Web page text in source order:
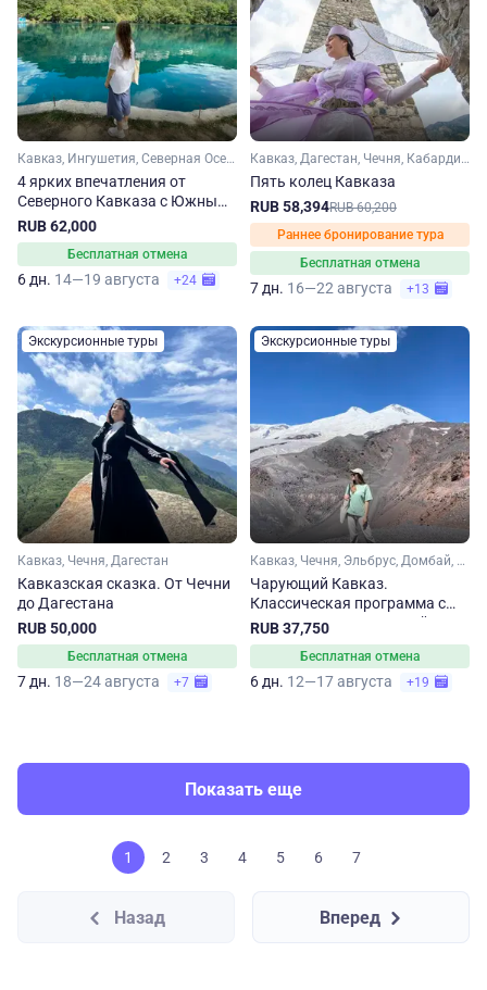
Кавказ, Ингушетия, Северная Осетия, Кабардино-Балкария, Чечня
4 ярких впечатления от
Северного Кавказа с Южным
горячим сердцем
RUB 62,000
Бесплатная отмена
6 дн. 14—19 августа +24
Кавказ, Дагестан, Чечня, Кабардино-Балкария, Северная Осетия, Ингушетия
Пять колец Кавказа
RUB 58,394RUB 60,200
Раннее бронирование тура
Бесплатная отмена
7 дн. 16—22 августа +13
Экскурсионные туры
Кавказ, Чечня, Дагестан
Кавказская сказка. От Чечни
до Дагестана
RUB 50,000
Бесплатная отмена
7 дн. 18—24 августа +7
Экскурсионные туры
Кавказ, Чечня, Эльбрус, Домбай, Карачаево-Черкесия, Кабардино-Балкария, Ставропольский край, Кавказские Минеральные Воды
Чарующий Кавказ.
Классическая программа с
путешествием в Грозный
RUB 37,750
Бесплатная отмена
6 дн. 12—17 августа +19
Показать еще
1 2 3 4 5 6 7
Назад Вперед